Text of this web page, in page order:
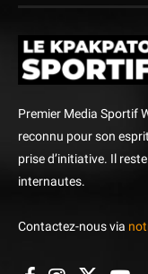
Premier Media Sportif
reconnu pour son
prise d’initiative. Il
internautes.
Contactez-nous via